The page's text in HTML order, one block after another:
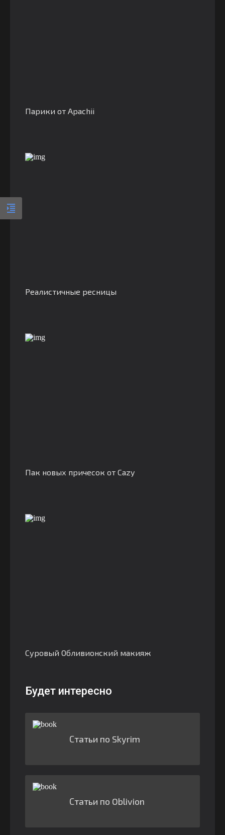
Парики от Apachii
Реалистичные ресницы
Пак новых причесок от Cazy
Суровый Обливионский макияж
Будет интересно
Статьи по Skyrim
Статьи по Oblivion